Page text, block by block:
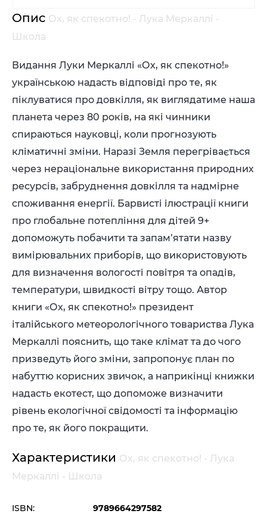
Опис Ох, як спекотно! - Лука Меркаллі -
Школа
Видання Луки Меркаллі «Ох, як спекотно!»
українською надасть відповіді про те, як
піклуватися про довкілля, як виглядатиме наша
планета через 80 років, на які чинники
спираються науковці, коли прогнозують
кліматичні зміни. Наразі Земля перегрівається
через нераціональне використання природних
ресурсів, забруднення довкілля та надмірне
споживання енергії. Барвисті ілюстрації книги
про глобальне потепління для дітей 9+
допоможуть побачити та запам’ятати назву
вимірювальних приборів, що використовують
для визначення вологості повітря та опадів,
температури, швидкості вітру тощо. Автор
книги «Ох, як спекотно!» президент
італійського метеорологічного товариства Лука
Меркаллі пояснить, що таке клімат та до чого
призведуть його зміни, запропонує план по
набуттю корисних звичок, а наприкінці книжки
надасть екотест, що допоможе визначити
рівень екологічної свідомості та інформацію
про те, як його покращити.
Характеристики Ох, як спекотно! - Лука
Меркаллі - Школа
ISBN: 9789664297582